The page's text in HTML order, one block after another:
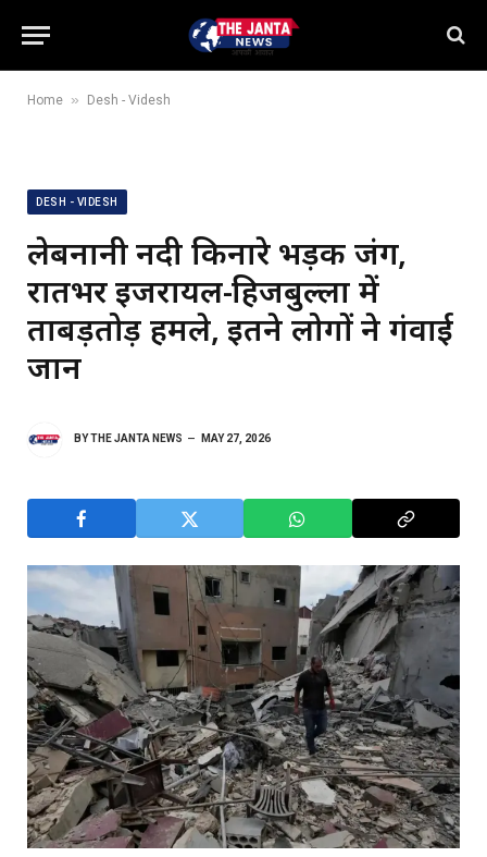
Home » Desh - Videsh
DESH - VIDESH
लेबनानी नदी किनारे भड़की जंग,
रातभर इजरायल-हिजबुल्ला में
ताबड़तोड़ हमले, इतने लोगों ने गंवाई
जान
BYTHE JANTA NEWS MAY 27, 2026